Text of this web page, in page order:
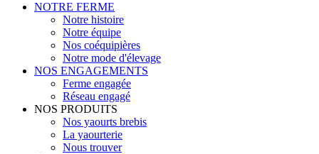
NOTRE FERME
Notre histoire
Notre équipe
Nos coéquipières
Notre mode d'élevage
NOS ENGAGEMENTS
Ferme engagée
Réseau engagé
NOS PRODUITS
Nos yaourts brebis
La yaourterie
Nous trouver